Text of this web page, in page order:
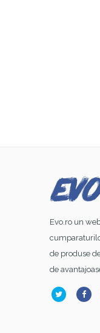
Evo.ro un
de produse
de
-8%
99lei
Base Coat Gel FSM
Nr.13, Hema Free
& TPO Free, 15ml